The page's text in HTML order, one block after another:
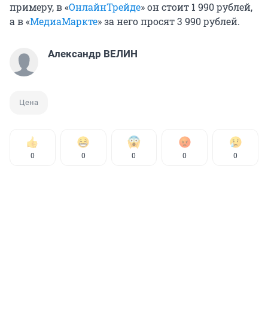
примеру, в «ОнлайнТрейде» он стоит 1 990 рублей,
а в «МедиаМаркте» за него просят 3 990 рублей.
Александр ВЕЛИН
Цена
0 0 0 0 0